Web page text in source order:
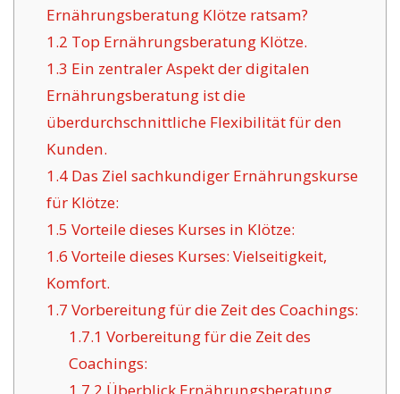
Ernährungsberatung Klötze ratsam?
1.2 Top Ernährungsberatung Klötze.
1.3 Ein zentraler Aspekt der digitalen
Ernährungsberatung ist die
überdurchschnittliche Flexibilität für den
Kunden.
1.4Das Ziel sachkundiger Ernährungskurse
für Klötze:
1.5 Vorteile dieses Kurses in Klötze:
1.6 Vorteile dieses Kurses: Vielseitigkeit,
Komfort.
1.7 Vorbereitung für die Zeit des Coachings:
1.7.1 Vorbereitung für die Zeit des
Coachings: